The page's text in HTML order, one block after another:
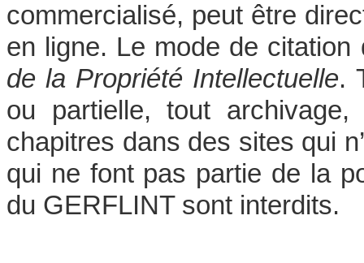
commercialisé, peut être
en ligne. Le mode de
de la Propriété Intellectuelle.
ou partielle, tout
chapitres dans des sites qui
qui ne font pas partie de la
du GERFLINT sont interdits.